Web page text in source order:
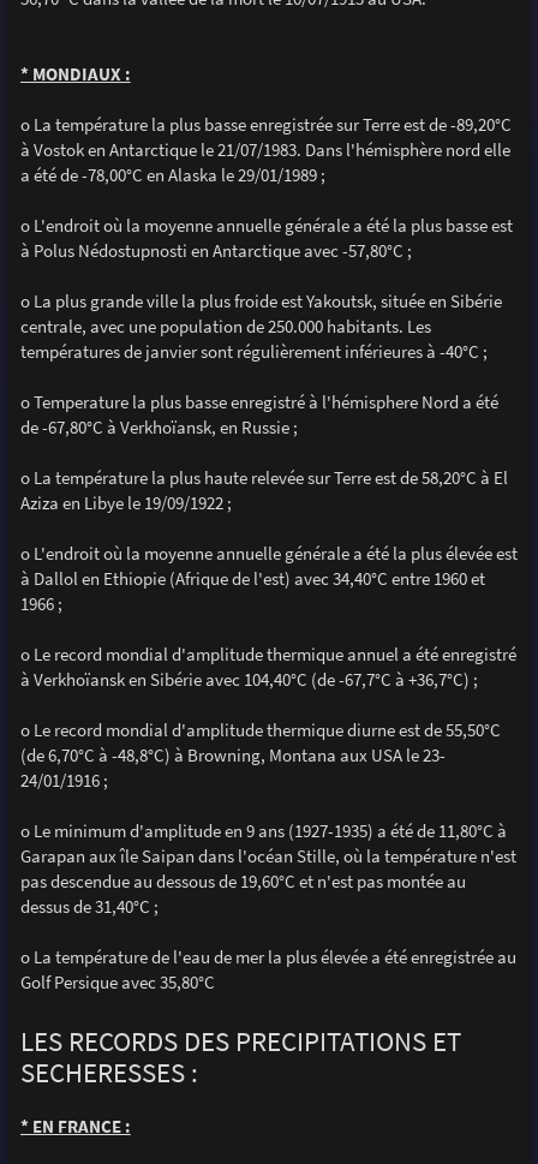
* MONDIAUX :
o La température la plus basse enregistrée sur Terre est de -89,20°C
à Vostok en Antarctique le 21/07/1983. Dans l'hémisphère nord elle
a été de -78,00°C en Alaska le 29/01/1989 ;
o L'endroit où la moyenne annuelle générale a été la plus basse est
à Polus Nédostupnosti en Antarctique avec -57,80°C ;
o La plus grande ville la plus froide est Yakoutsk, située en Sibérie
centrale, avec une population de 250.000 habitants. Les
températures de janvier sont régulièrement inférieures à -40°C ;
o Temperature la plus basse enregistré à l'hémisphere Nord a été
de -67,80°C à Verkhoïansk, en Russie ;
o La température la plus haute relevée sur Terre est de 58,20°C à El
Aziza en Libye le 19/09/1922 ;
o L'endroit où la moyenne annuelle générale a été la plus élevée est
à Dallol en Ethiopie (Afrique de l'est) avec 34,40°C entre 1960 et
1966 ;
o Le record mondial d'amplitude thermique annuel a été enregistré
à Verkhoïansk en Sibérie avec 104,40°C (de -67,7°C à +36,7°C) ;
o Le record mondial d'amplitude thermique diurne est de 55,50°C
(de 6,70°C à -48,8°C) à Browning, Montana aux USA le 23-
24/01/1916 ;
o Le minimum d'amplitude en 9 ans (1927-1935) a été de 11,80°C à
Garapan aux île Saipan dans l'océan Stille, où la température n'est
pas descendue au dessous de 19,60°C et n'est pas montée au
dessus de 31,40°C ;
o La température de l'eau de mer la plus élevée a été enregistrée au
Golf Persique avec 35,80°C
LES RECORDS DES PRECIPITATIONS ET
SECHERESSES :
* EN FRANCE :